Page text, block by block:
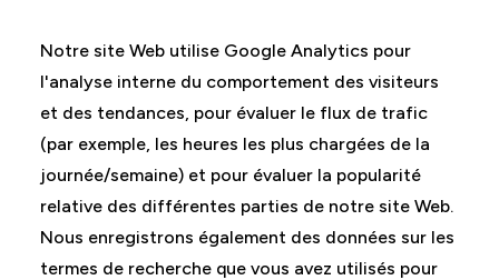
Notre site Web utilise Google Analytics pour
l'analyse interne du comportement des visiteurs
et des tendances, pour évaluer le flux de trafic
(par exemple, les heures les plus chargées de la
journée/semaine) et pour évaluer la popularité
relative des différentes parties de notre site Web.
Nous enregistrons également des données sur les
termes de recherche que vous avez utilisés pour